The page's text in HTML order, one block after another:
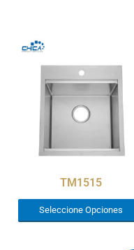
TM1515
Seleccione Opciones